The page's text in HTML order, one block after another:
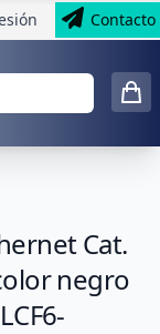
Contacto
Cat.
negro